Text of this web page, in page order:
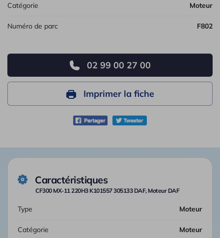
Catégorie Moteur
Numéro de parc F802
02 99 00 27 00
Imprimer la fiche
Caractéristiques
CF300 MX-11 220H3 K101557 305133 DAF, Moteur DAF
Type Moteur
Catégorie Moteur